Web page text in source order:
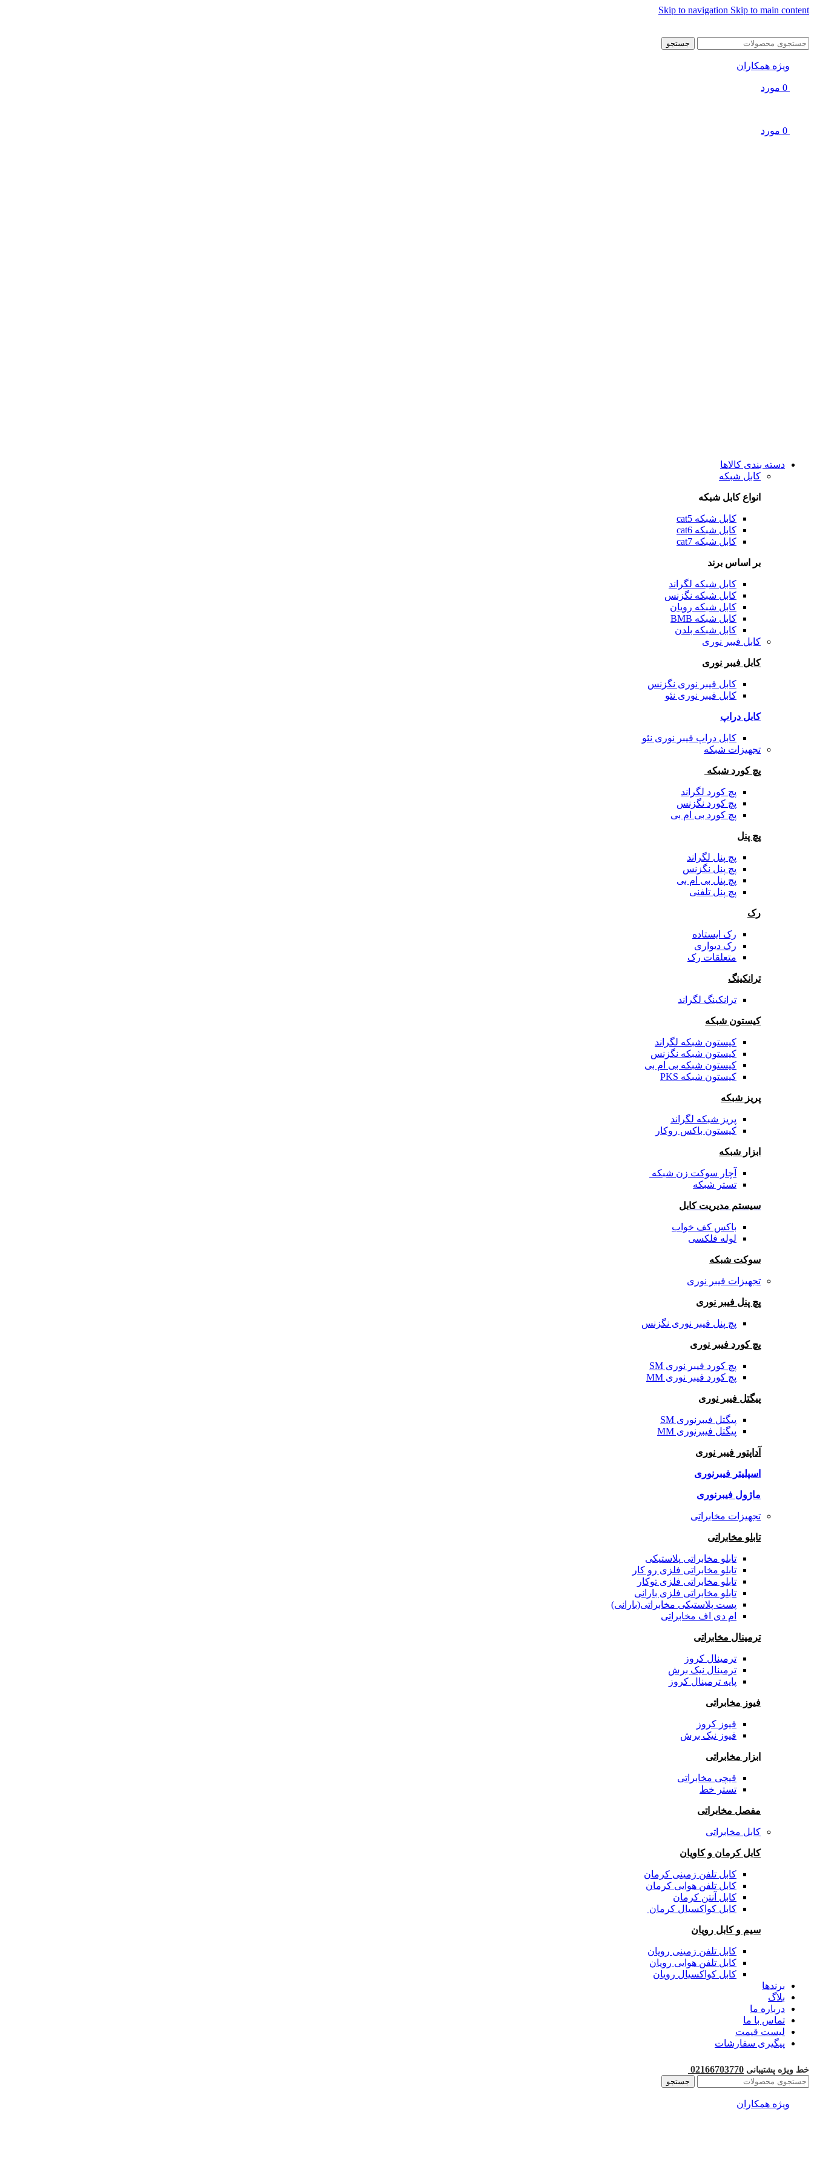
Skip to navigation Skip to main content
جستجو
ویژه همکاران
0 مورد
0 مورد
دسته بندی کالاها
کابل شبکه
انواع کابل شبکه
کابل شبکه cat5
کابل شبکه cat6
کابل شبکه cat7
بر اساس برند
کابل شبکه لگراند
کابل شبکه نگزنس
کابل شبکه رویان
کابل شبکه BMB
کابل شبکه بلدن
کابل فیبر نوری
کابل فیبر نوری
کابل فیبر نوری نگزنس
کابل فیبر نوری نئو
کابل دراپ
کابل دراپ فیبر نوری نئو
تجهیزات شبکه
پچ کورد شبکه
پچ کورد لگراند
پچ کورد نگزنس
پچ کورد بی ام بی
پچ پنل
پچ پنل لگراند
پچ پنل نگزنس
پچ پنل بی ام بی
پچ پنل تلفنی
رک
رک ایستاده
رک دیواری
متعلقات رک
ترانکینگ
ترانکینگ لگراند
کیستون شبکه
کیستون شبکه لگراند
کیستون شبکه نگزنس
کیستون شبکه بی ام بی
کیستون شبکه PKS
پریز شبکه
پریز شبکه لگراند
کیستون باکس روکار
ابزار شبکه
آچار سوکت زن شبکه
تستر شبکه
سیستم مدیریت کابل
باکس کف خواب
لوله فلکسی
سوکت شبکه
تجهیزات فیبر نوری
پچ پنل فیبر نوری
پچ پنل فیبر نوری نگزنس
پچ کورد فیبر نوری
پچ کورد فیبر نوری SM
پچ کورد فیبر نوری MM
پیگتل فیبر نوری
پیگتل فیبرنوری SM
پیگتل فیبرنوری MM
آداپتور فیبر نوری
اسپلیتر فیبرنوری
ماژول فیبرنوری
تجهیزات مخابراتی
تابلو مخابراتی
تابلو مخابراتی پلاستیکی
تابلو مخابراتی فلزی رو کار
تابلو مخابراتی فلزی توکار
تابلو مخابراتی فلزی بارانی
پست پلاستیکی مخابراتی(بارانی)
ام دی اف مخابراتی
ترمینال مخابراتی
ترمینال کروز
ترمینال نیک برش
پایه ترمینال کروز
فیوز مخابراتی
فیوز کروز
فیوز نیک برش
ابزار مخابراتی
قیچی مخابراتی
تستر خط
مفصل مخابراتی
کابل مخابراتی
کابل کرمان و کاویان
کابل تلفن زمینی کرمان
کابل تلفن هوایی کرمان
کابل آنتن کرمان
کابل کواکسیال کرمان
سیم و کابل رویان
کابل تلفن زمینی رویان
کابل تلفن هوایی رویان
کابل کواکسیال رویان
برندها
بلاگ
درباره ما
تماس با ما
لیست قیمت
پیگیری سفارشات
خط ویژه پشتیبانی 02166703770
جستجو
ویژه همکاران